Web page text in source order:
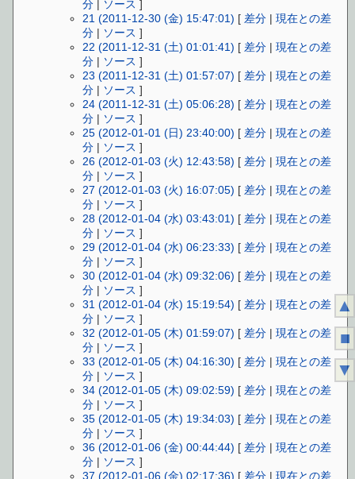
分 | ソース ]
21 (2011-12-30 (金) 15:47:01) [ 差分 |現在との差
分 | ソース ]
22 (2011-12-31 (土) 01:01:41) [ 差分 |現在との差
分 | ソース ]
23 (2011-12-31 (土) 01:57:07) [ 差分 |現在との差
分 | ソース ]
24 (2011-12-31 (土) 05:06:28) [ 差分 |現在との差
分 | ソース ]
25 (2012-01-01 (日) 23:40:00) [ 差分 |現在との差
分 | ソース ]
26 (2012-01-03 (火) 12:43:58) [ 差分 |現在との差
分 | ソース ]
27 (2012-01-03 (火) 16:07:05) [ 差分 |現在との差
分 | ソース ]
28 (2012-01-04 (水) 03:43:01) [ 差分 |現在との差
分 | ソース ]
29 (2012-01-04 (水) 06:23:33) [ 差分 |現在との差
分 | ソース ]
30 (2012-01-04 (水) 09:32:06) [ 差分 |現在との差
分 | ソース ]
31 (2012-01-04 (水) 15:19:54) [ 差分 |現在との差
分 | ソース ]
32 (2012-01-05 (木) 01:59:07) [ 差分 |現在との差
分 | ソース ]
33 (2012-01-05 (木) 04:16:30) [ 差分 |現在との差
分 | ソース ]
34 (2012-01-05 (木) 09:02:59) [ 差分 |現在との差
分 | ソース ]
35 (2012-01-05 (木) 19:34:03) [ 差分 |現在との差
分 | ソース ]
36 (2012-01-06 (金) 00:44:44) [ 差分 |現在との差
分 | ソース ]
37 (2012-01-06 (金) 02:17:36) [ 差分 |現在との差
▲
■
▼